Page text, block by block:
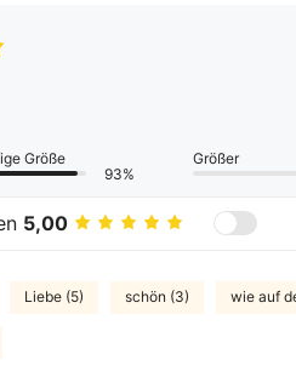
Größe
93%
Größer
5,00
Liebe (5) schön (3) wie auf